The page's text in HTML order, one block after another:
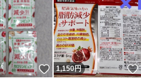
いいね！
1,150円